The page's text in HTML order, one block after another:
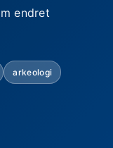
endret
arkeologi